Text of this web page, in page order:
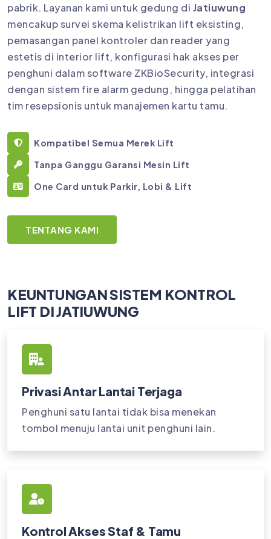
pabrik. Layanan kami untuk gedung di Jatiuwung
mencakup survei skema kelistrikan lift eksisting,
pemasangan panel kontroler dan reader yang
estetis di interior lift, konfigurasi hak akses per
penghuni dalam software ZKBioSecurity, integrasi
dengan sistem fire alarm gedung, hingga pelatihan
tim resepsionis untuk manajemen kartu tamu.
Kompatibel Semua Merek Lift
Tanpa Ganggu Garansi Mesin Lift
One Card untuk Parkir, Lobi & Lift
TENTANG KAMI
KEUNTUNGAN SISTEM KONTROL
LIFT DI JATIUWUNG
Privasi Antar Lantai Terjaga
Penghuni satu lantai tidak bisa menekan
tombol menuju lantai unit penghuni lain.
Kontrol Akses Staf & Tamu